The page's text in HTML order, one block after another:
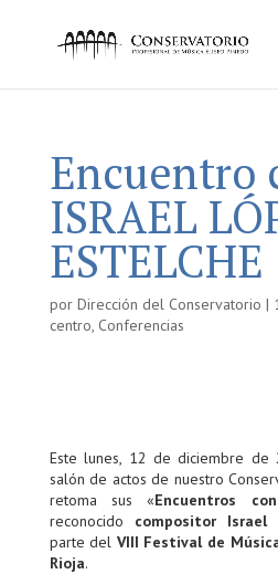
Encuentro
ISRAEL
ESTELCHE
por Dirección del Conservatorio |
centro, Conferencias
Este lunes, 12 de diciembre
salón de actos de nuestro
retoma sus «Encuentros
reconocido compositor Israel
parte del VIII Festival de
Rioja.